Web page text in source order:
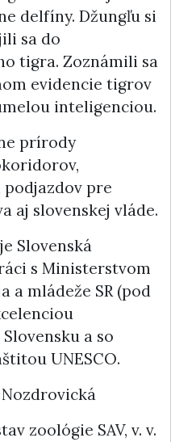
delfíny. Džungľu si
sa do
tigra. Zoznámili sa
evidencie tigrov
inteligenciou.
prírody
pre
aj slovenskej vláde.
Slovenská
s Ministerstvom
a mládeže SR (pod
a so
UNESCO.
Nozdrovická
zoológie SAV, v. v.